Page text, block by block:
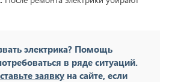
электрика? Помощь
в ряде ситуаций.
заявку на сайте, если